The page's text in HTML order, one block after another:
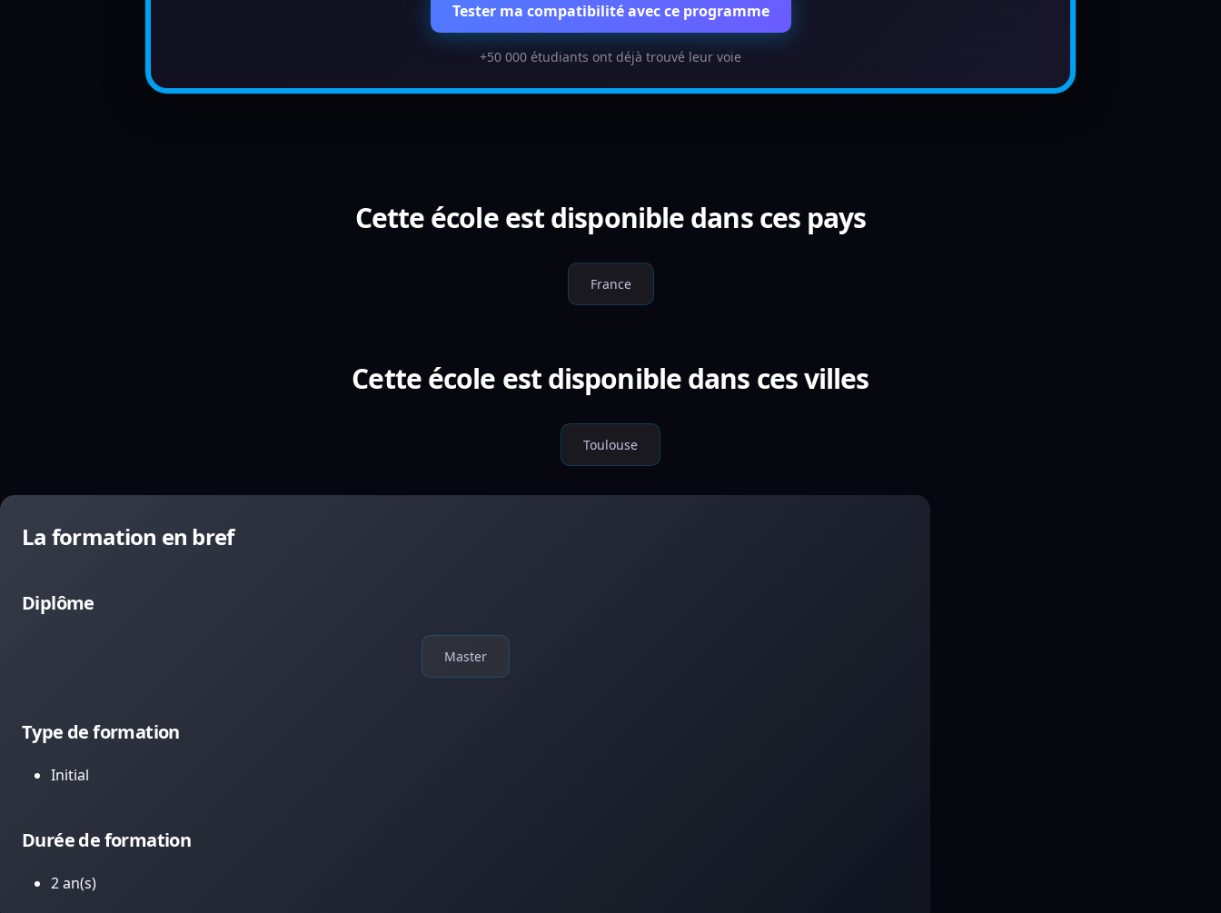
Tester ma compatibilité avec ce programme
+50 000 étudiants ont déjà trouvé leur voie
Cette école est disponible dans ces pays
France
Cette école est disponible dans ces villes
Toulouse
La formation en bref
Diplôme
Master
Type de formation
Initial
Durée de formation
2 an(s)